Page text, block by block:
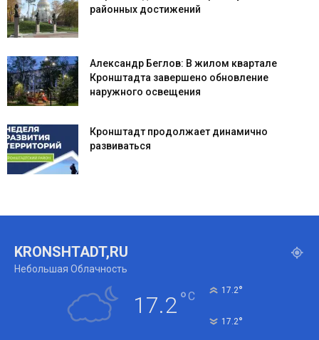
районных достижений
Александр Беглов: В жилом квартале
Кронштадта завершено обновление
наружного освещения
Кронштадт продолжает динамично
развиваться
KRONSHTADT,RU
Небольшая Облачность
17.2°C 17.2°
17.2°